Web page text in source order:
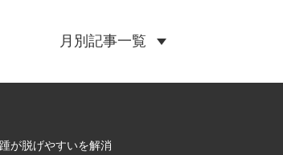
月別記事一覧
が脱げやすいを解消